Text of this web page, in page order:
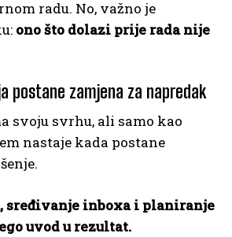
radu. No, važno je
ono što dolazi prije rada nije
postane zamjena za napredak
svoju svrhu, ali samo kao
nastaje kada postane
sređivanje inboxa i planiranje
uvod u rezultat.